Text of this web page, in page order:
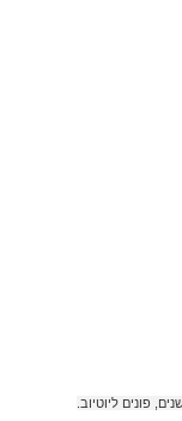
פונים ליוטיוב.